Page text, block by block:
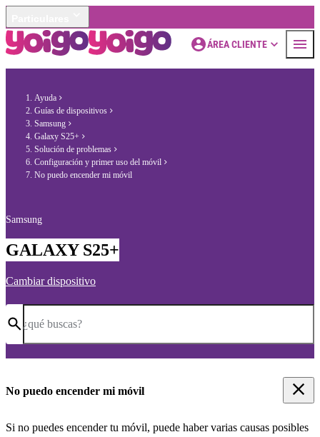
ÁREA CLIENTE
Ayuda
Guías de dispositivos
Samsung
Galaxy S25+
Solución de problemas
Configuración y primer uso del móvil
No puedo encender mi móvil
Samsung
GALAXY S25+
Cambiar dispositivo
¿qué buscas?
No puedo encender mi móvil
Si no puedes encender tu móvil, puede haber varias causas posibles